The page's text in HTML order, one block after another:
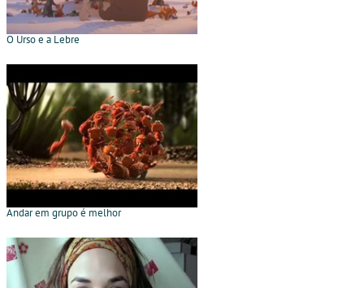
O Urso e a Lebre
Andar em grupo é melhor